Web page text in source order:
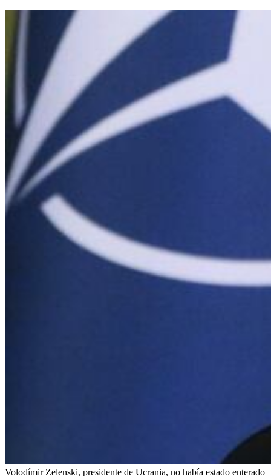
Volodímir Zelenski, presidente de Ucrania, no había estado enterado